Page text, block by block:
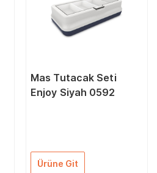
Mas Tutacak Seti
Enjoy Siyah 0592
Ürüne Git